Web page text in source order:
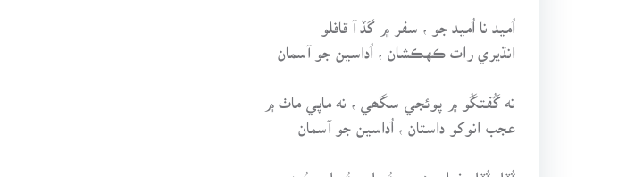
اُميد نا اُميد جو ، سفر ۾ گڏ آ قافلو
انڌيري رات ڪهڪشان ، اُداسين جو آسمان
نه گُفتگُو ۾ پوئجي سگھي ، نه ماپي ماٺ ۾
عجب انوکو داستان ، اُداسين جو آسمان
ٽُٽل ٽُٽل خواب هِن، جھُريل جھُريل وجُود جو